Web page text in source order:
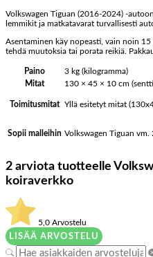
Volkswagen Tiguan (2016-2024) -
lemmikit ja matkatavarat turvallisesti
Asentaminen käy nopeasti, vain noin
tehdä muutoksia tai porata reikiä.
Paino
3 kg (kilogramma)
Mitat
130 × 45 × 10 cm
Toimitusmitat Yllä esitetyt mitat
Sopii malleihin Volkswagen Tiguan
2 arviota tuotteelle
koiraverkko
5,0 Arvostelu
LISÄÄ ARVOSTELU